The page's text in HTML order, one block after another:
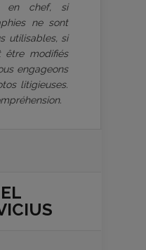
en chef, si
ne sont
utilisables, si
être modifiés
engageons
litigieuses.